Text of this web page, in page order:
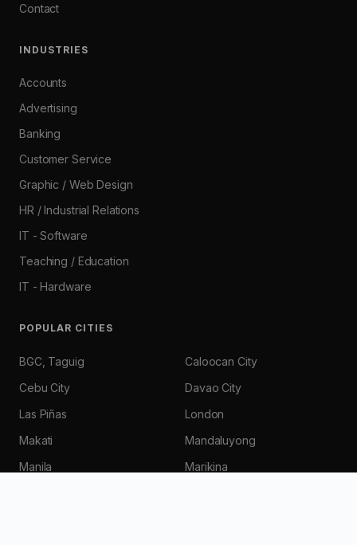
Contact
INDUSTRIES
Accounts
Advertising
Banking
Customer Service
Graphic / Web Design
HR / Industrial Relations
IT - Software
Teaching / Education
IT - Hardware
POPULAR CITIES
BGC, Taguig
Caloocan City
Cebu City
Davao City
Las Piñas
London
Makati
Mandaluyong
Manila
Marikina